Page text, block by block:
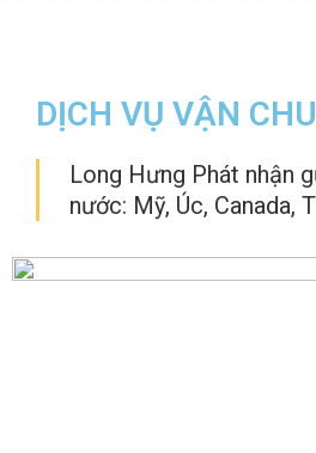
DỊCH VỤ VẬN
Long Hưng Phát nhận
nước: Mỹ, Úc, Canada,